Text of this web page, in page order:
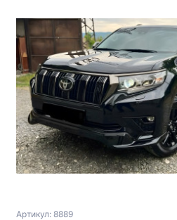
Артикул: 8889